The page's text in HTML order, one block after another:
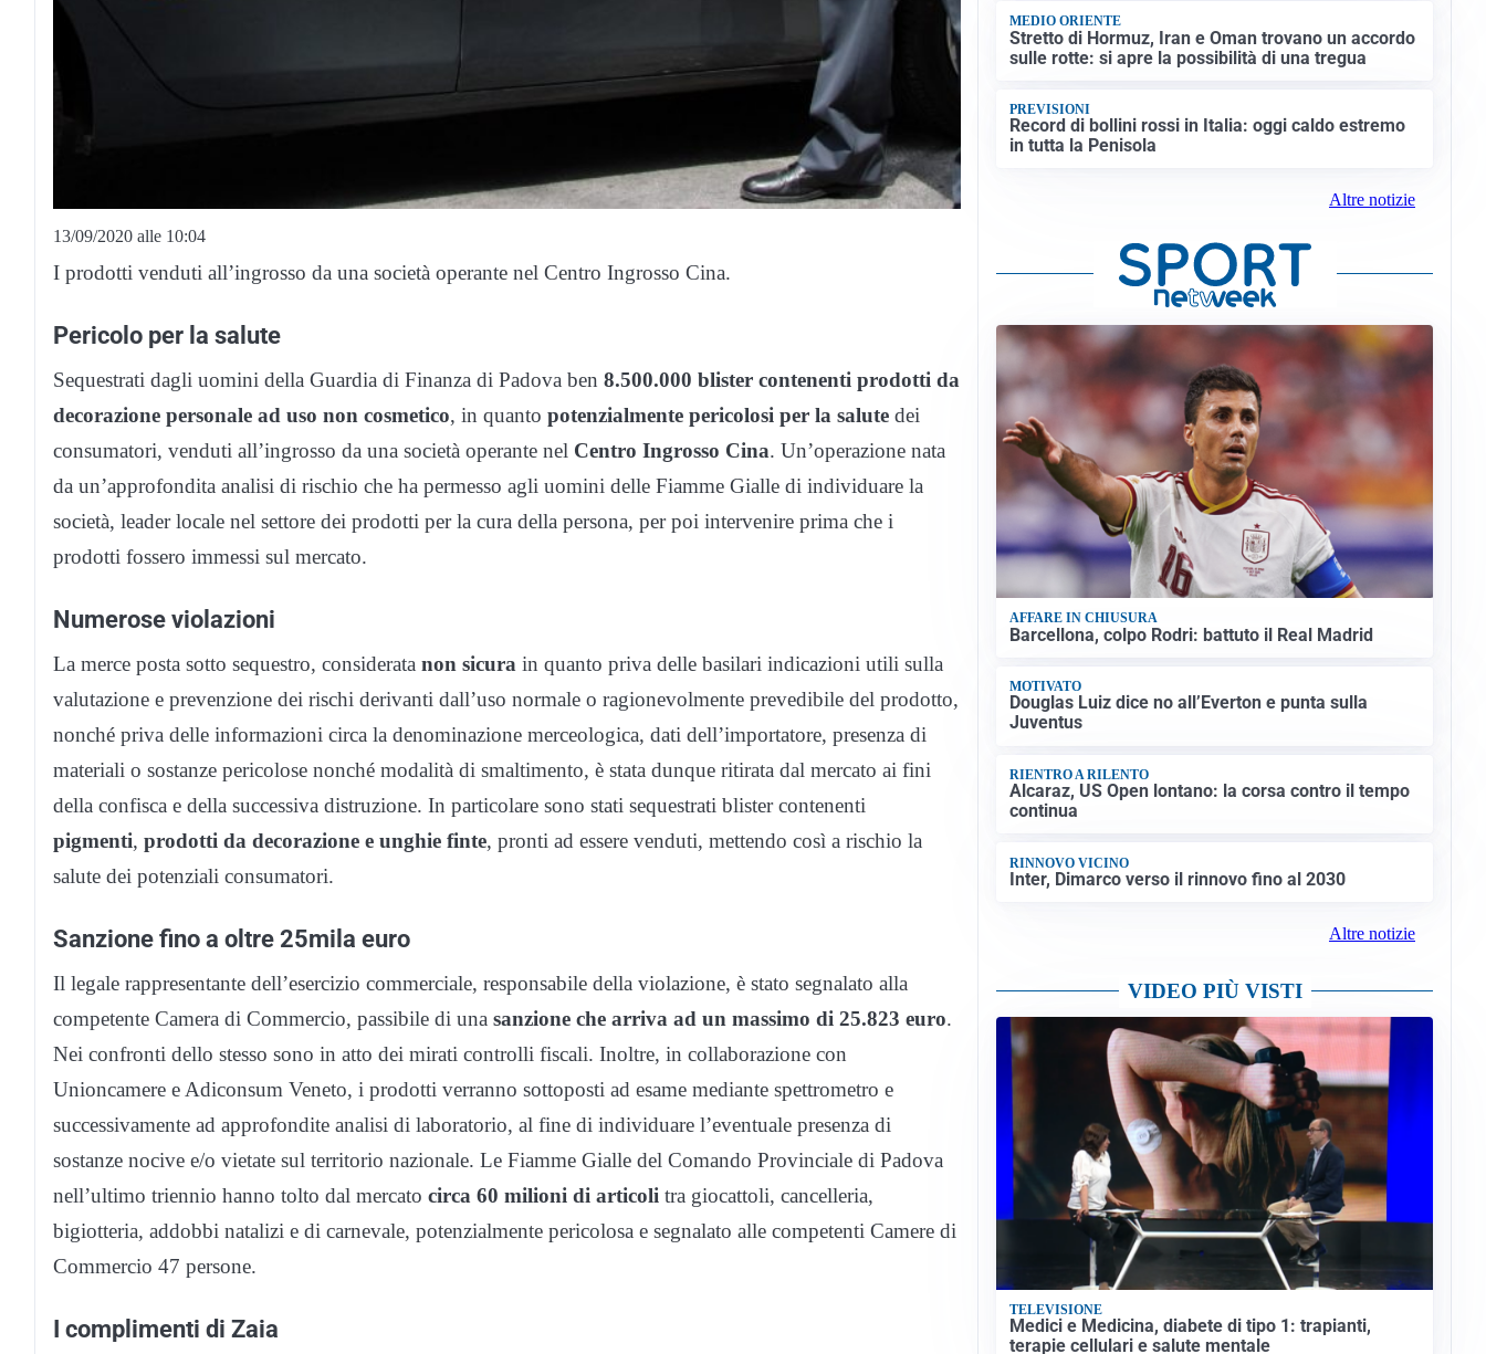
13/09/2020 alle 10:04
I prodotti venduti all’ingrosso da una società operante nel Centro Ingrosso Cina.
Pericolo per la salute
Sequestrati dagli uomini della Guardia di Finanza di Padova ben 8.500.000 blister contenenti prodotti da
decorazione personale ad uso non cosmetico, in quanto potenzialmente pericolosi per la salute dei
consumatori, venduti all’ingrosso da una società operante nel Centro Ingrosso Cina. Un’operazione nata
da un’approfondita analisi di rischio che ha permesso agli uomini delle Fiamme Gialle di individuare la
società, leader locale nel settore dei prodotti per la cura della persona, per poi intervenire prima che i
prodotti fossero immessi sul mercato.
Numerose violazioni
La merce posta sotto sequestro, considerata non sicura in quanto priva delle basilari indicazioni utili sulla
valutazione e prevenzione dei rischi derivanti dall’uso normale o ragionevolmente prevedibile del prodotto,
nonché priva delle informazioni circa la denominazione merceologica, dati dell’importatore, presenza di
materiali o sostanze pericolose nonché modalità di smaltimento, è stata dunque ritirata dal mercato ai fini
della confisca e della successiva distruzione. In particolare sono stati sequestrati blister contenenti
pigmenti, prodotti da decorazione e unghie finte, pronti ad essere venduti, mettendo così a rischio la
salute dei potenziali consumatori.
Sanzione fino a oltre 25mila euro
Il legale rappresentante dell’esercizio commerciale, responsabile della violazione, è stato segnalato alla
competente Camera di Commercio, passibile di una sanzione che arriva ad un massimo di 25.823 euro.
Nei confronti dello stesso sono in atto dei mirati controlli fiscali. Inoltre, in collaborazione con
Unioncamere e Adiconsum Veneto, i prodotti verranno sottoposti ad esame mediante spettrometro e
successivamente ad approfondite analisi di laboratorio, al fine di individuare l’eventuale presenza di
sostanze nocive e/o vietate sul territorio nazionale. Le Fiamme Gialle del Comando Provinciale di Padova
nell’ultimo triennio hanno tolto dal mercato circa 60 milioni di articoli tra giocattoli, cancelleria,
bigiotteria, addobbi natalizi e di carnevale, potenzialmente pericolosa e segnalato alle competenti Camere di
Commercio 47 persone.
I complimenti di Zaia
MEDIO ORIENTE
Stretto di Hormuz, Iran e Oman trovano un accordo
sulle rotte: si apre la possibilità di una tregua
PREVISIONI
Record di bollini rossi in Italia: oggi caldo estremo
in tutta la Penisola
Altre notizie
AFFARE IN CHIUSURA
Barcellona, colpo Rodri: battuto il Real Madrid
MOTIVATO
Douglas Luiz dice no all’Everton e punta sulla
Juventus
RIENTRO A RILENTO
Alcaraz, US Open lontano: la corsa contro il tempo
continua
RINNOVO VICINO
Inter, Dimarco verso il rinnovo fino al 2030
Altre notizie
VIDEO PIÙ VISTI
TELEVISIONE
Medici e Medicina, diabete di tipo 1: trapianti,
terapie cellulari e salute mentale